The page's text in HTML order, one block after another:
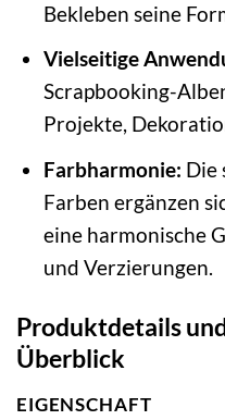
Bekleben seine
Vielseitige
Scrapbooking-
Projekte,
Farbharmonie: Die
Farben ergänzen
eine harmonische
und Verzierungen.
Produktdetails
Überblick
EIGENSCHAFT